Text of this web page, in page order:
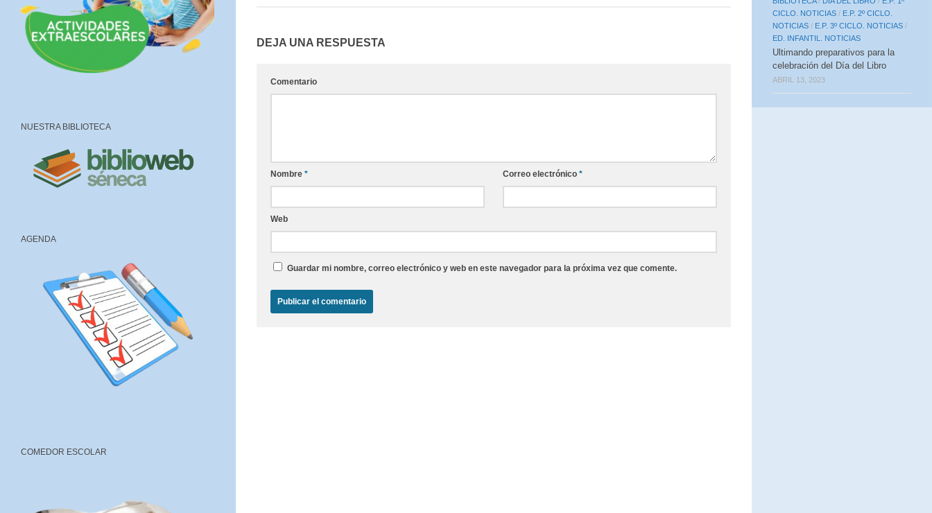
DEJA UNA RESPUESTA
Comentario
Nombre * Correo electrónico *
Web
Guardar mi nombre, correo electrónico y web en este navegador para la próxima vez que comente.
NUESTRA BIBLIOTECA
AGENDA
COMEDOR ESCOLAR
CICLO. NOTICIAS / E.P. 2º CICLO.
NOTICIAS / E.P. 3º CICLO. NOTICIAS /
ED. INFANTIL. NOTICIAS
Ultimando preparativos para la
celebración del Día del Libro
ABRIL 13, 2023